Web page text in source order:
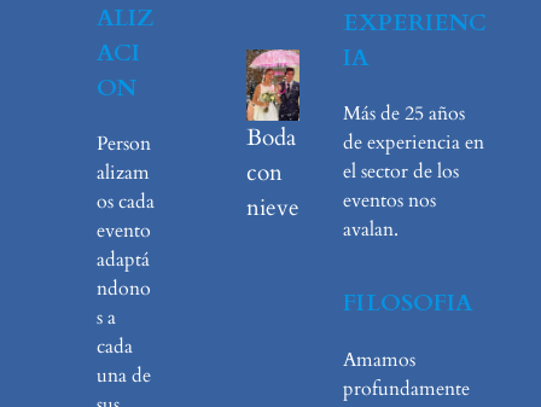
ALIZ
ACI
ON
Person
alizam
os cada
evento
adaptá
ndono
s a
cada
una de
Boda
con
nieve
EXPERIENC
IA
Más de 25 años
de experiencia en
el sector de los
eventos nos
avalan.
FILOSOFIA
Amamos
profundamente